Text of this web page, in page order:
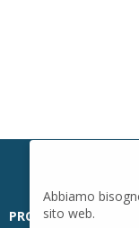
PRODOTTI
Abbiamo
sito web.